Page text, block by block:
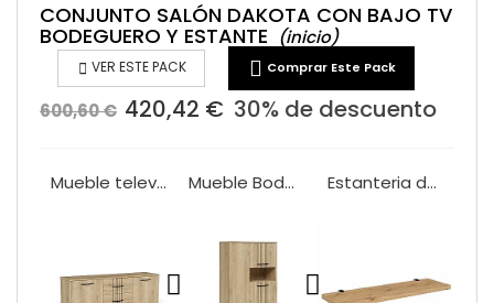
CONJUNTO SALÓN DAKOTA CON BAJO TV
BODEGUERO Y ESTANTE (inicio)
 VER ESTE PACK  Comprar Este Pack
600,60 € 420,42 € 30% de descuento
Mueble televisión Mod.DAKOTA 2 Puertas y 2 Cajones 160 cm. Mueble Bodeguero Salon Mod.DAKOTA 80 cm. Estanteria de Pared Mod.DAKOTA 140 cm.